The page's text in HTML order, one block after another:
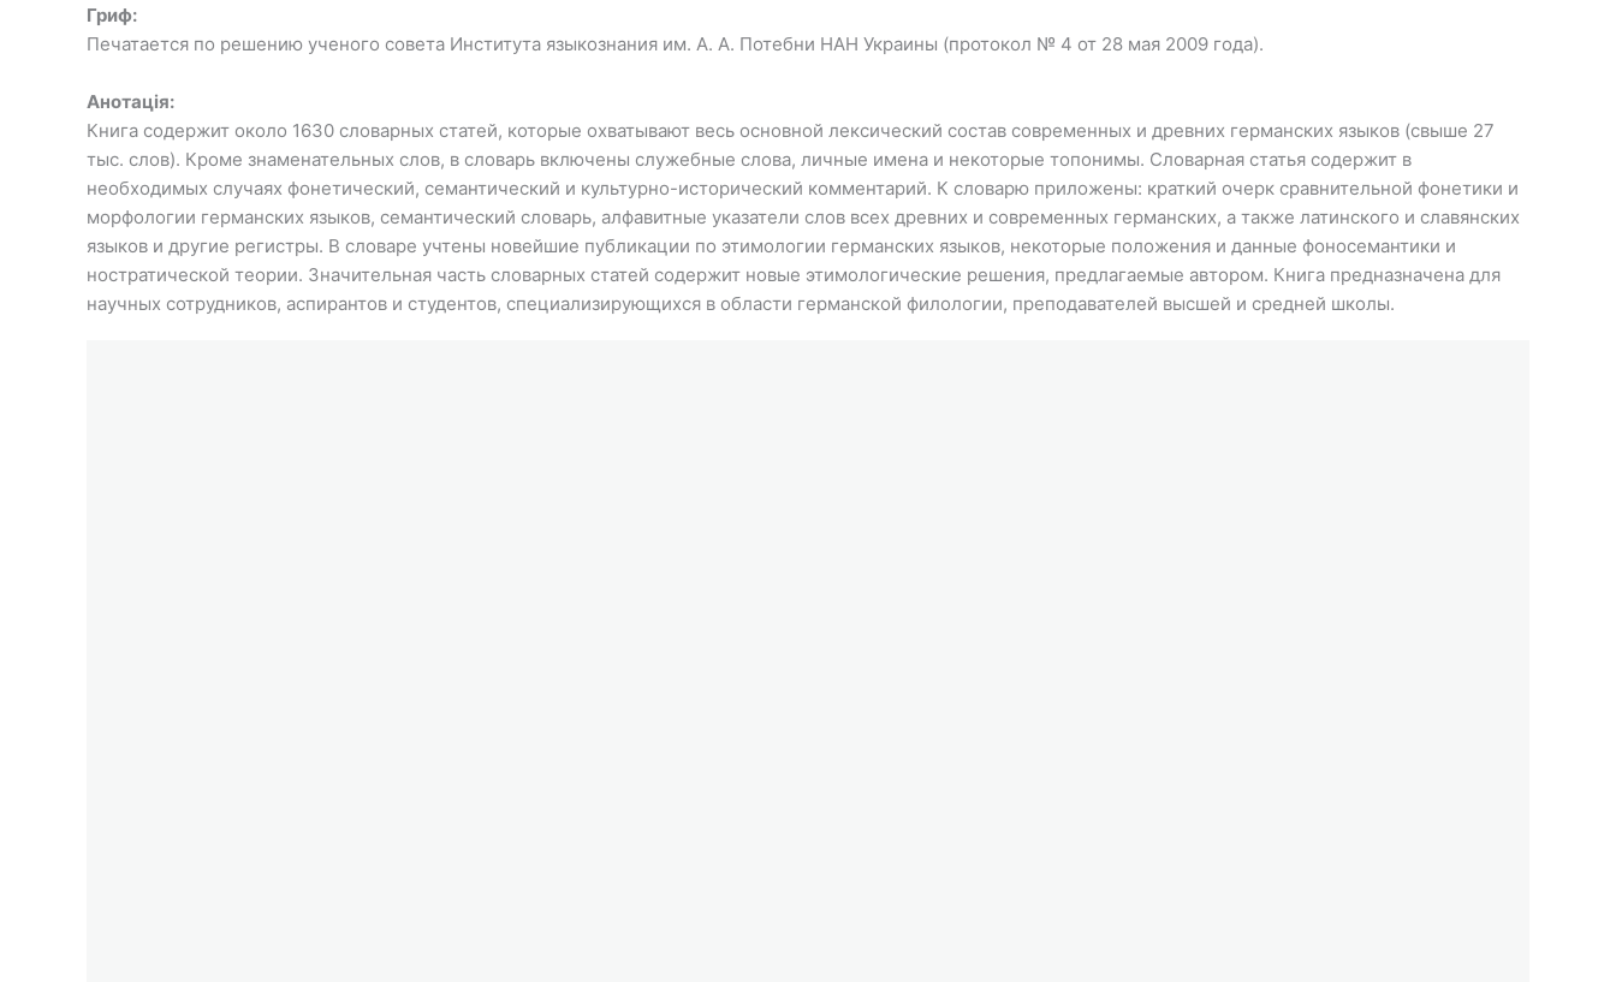
Гриф:
Печатается по решению ученого совета Института языкознания им. А. А. Потебни НАН Украины (протокол № 4 от 28 мая 2009 года).
Анотація:
Книга содержит около 1630 словарных статей, которые охватывают весь основной лексический состав современных и древних германских языков (свыше 27
тыс. слов). Кроме знаменательных слов, в словарь включены служебные слова, личные имена и некоторые топонимы. Словарная статья содержит в
необходимых случаях фонетический, семантический и культурно-исторический комментарий. К словарю приложены: краткий очерк сравнительной фонетики и
морфологии германских языков, семантический словарь, алфавитные указатели слов всех древних и современных германских, а также латинского и славянских
языков и другие регистры. В словаре учтены новейшие публикации по этимологии германских языков, некоторые положения и данные фоносемантики и
ностратической теории. Значительная часть словарных статей содержит новые этимологические решения, предлагаемые автором. Книга предназначена для
научных сотрудников, аспирантов и студентов, специализирующихся в области германской филологии, преподавателей высшей и средней школы.